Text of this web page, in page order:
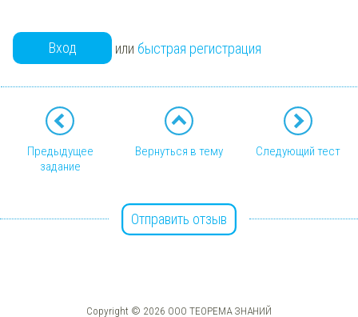
Вход или быстрая регистрация
Предыдущее
задание
Вернуться в тему Следующий тест
Отправить отзыв
Copyright © 2026 ООО ТЕОРЕМА ЗНАНИЙ